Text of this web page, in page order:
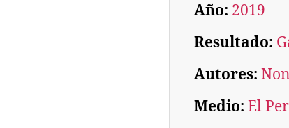
Año: 2019
Resultado:
Autores:
Medio: El